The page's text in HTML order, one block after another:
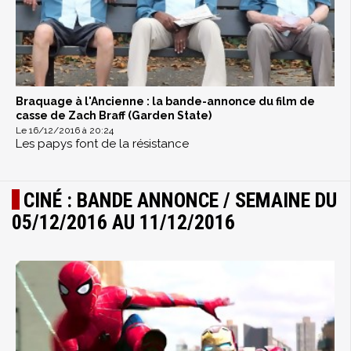
Braquage à l'Ancienne : la bande-annonce du film de
casse de Zach Braff (Garden State)
Le 16/12/2016 à 20:24
Les papys font de la résistance
CINÉ : BANDE ANNONCE / SEMAINE DU
05/12/2016 AU 11/12/2016